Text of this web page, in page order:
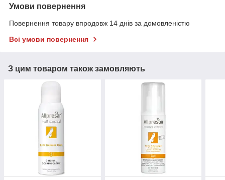
Умови повернення
Повернення товару впродовж 14 днів за домовленістю
Всі умови повернення
З цим товаром також замовляють